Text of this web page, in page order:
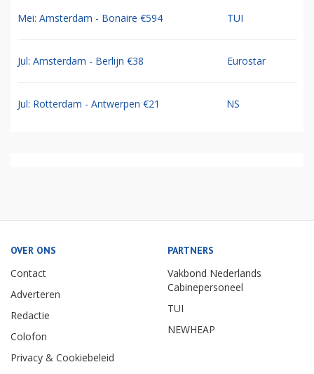
Mei: Amsterdam - Bonaire €594 TUI
Jul: Amsterdam - Berlijn €38 Eurostar
Jul: Rotterdam - Antwerpen €21 NS
OVER ONS
Contact
Adverteren
Redactie
Colofon
Privacy & Cookiebeleid
PARTNERS
Vakbond Nederlands
Cabinepersoneel
TUI
NEWHEAP